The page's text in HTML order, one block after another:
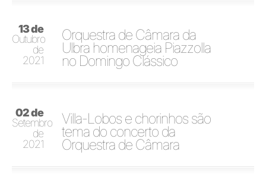
13 de
Outubro
de
2021
Orquestra de Câmara da
Ulbra homenageia Piazzolla
no Domingo Clássico
02 de
Setembro
de
2021
Villa-Lobos e chorinhos são
tema do concerto da
Orquestra de Câmara